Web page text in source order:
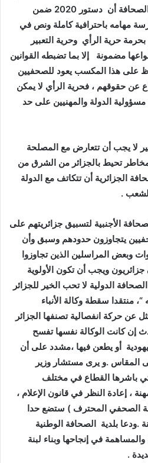
بمناسبة اليوم العالمي لحرية الصحافة أن دستور 2020 ضمن
مهامه باحترافية كاملة ونص في
مساس بحرمة حرية الرأي وحرية التعبير
مضمونة إلا بما تضبطه القوانين
على هذا المكسب يعود للصحفيين
عن حقوقهم ، فحرية الرأي لا يمكن
الدولة والمهنيين على حد
لا يجب أن تتعارض مع المصلحة
تحيط بالجزائر من الشرق من
الجزائرية أن تتكاتف مع الدولة
.
الأجنبية لتسبيق جزائريتهم على
يتجاوزون حدودهم وسبق وأن
وبعض المراسلين الذين تجاوزوا
ويجب أن تكون الأولوية
الدولية لا تحب الخير للجزائر
منتقدا سقطة وكالة الأنباء
عن حركة انفصالية تصنفها الجزائر
إن كانت الوكالة نفسها تفسح
أو يطعن فيها ،مشدد على أن
المقاس .و يرى مستشار وزير
باشرها القطاع في مختلف
، إعادة النظر في قانون الإعلام ،
الصحفي المحترف ) ستضع حدا
.ودعا بلدية الصحافة الوطنية
في إنجاحها وبناء لبنة
.